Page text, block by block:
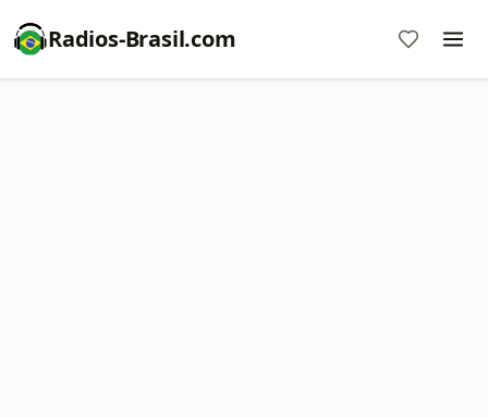
Radios-Brasil.com